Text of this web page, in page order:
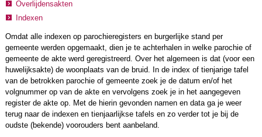
Overlijdensakten
Indexen
Omdat alle indexen op parochieregisters en burgerlijke stand per
gemeente werden opgemaakt, dien je te achterhalen in welke parochie of
gemeente de akte werd geregistreerd. Over het algemeen is dat (voor een
huwelijksakte) de woonplaats van de bruid. In de index of tienjarige tafel
van de betrokken parochie of gemeente zoek je de datum en/of het
volgnummer op van de akte en vervolgens zoek je in het aangegeven
register de akte op. Met de hierin gevonden namen en data ga je weer
terug naar de indexen en tienjaarlijkse tafels en zo verder tot je bij de
oudste (bekende) voorouders bent aanbeland.